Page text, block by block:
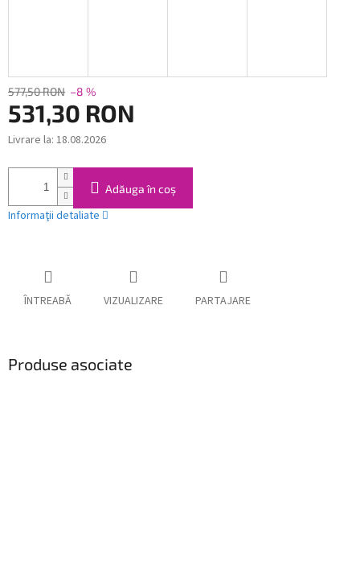
577,50 RON –8 %
531,30 RON
Evaluare
Livrare la: 18.08.2026
Adăuga în coş
Informaţii detaliate
ÎNTREABĂ VIZUALIZARE PARTAJARE
Produse asociate